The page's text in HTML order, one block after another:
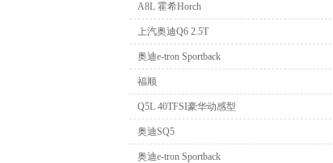
A8L 霍希Horch
上汽奥迪Q6 2.5T
奥迪e-tron Sportback
福顺
Q5L 40TFSI豪华动感型
奥迪SQ5
奥迪e-tron Sportback